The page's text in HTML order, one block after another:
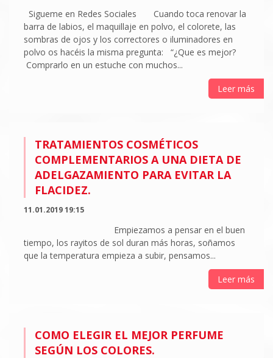
Sigueme en Redes Sociales Cuando toca renovar la
barra de labios, el maquillaje en polvo, el colorete, las
sombras de ojos y los correctores o iluminadores en
polvo os hacéis la misma pregunta: “¿Que es mejor?
Comprarlo en un estuche con muchos...
Leer más
TRATAMIENTOS COSMÉTICOS
COMPLEMENTARIOS A UNA DIETA DE
ADELGAZAMIENTO PARA EVITAR LA
FLACIDEZ.
11.01.2019 19:15
Empiezamos a pensar en el buen
tiempo, los rayitos de sol duran más horas, soñamos
que la temperatura empieza a subir, pensamos...
Leer más
COMO ELEGIR EL MEJOR PERFUME
SEGÚN LOS COLORES.